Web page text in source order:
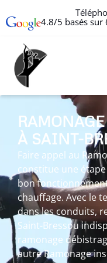
4.8/5 basés sur
À SAINT-
Faire appel au
constitue une
bon
chauffage. Avec le
dans les conduits,
Saint-Bressou
ramonage
autre Ramonage